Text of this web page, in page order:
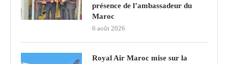
présence de l’ambassadeur du
Maroc
6 août 2026
Royal Air Maroc mise sur la